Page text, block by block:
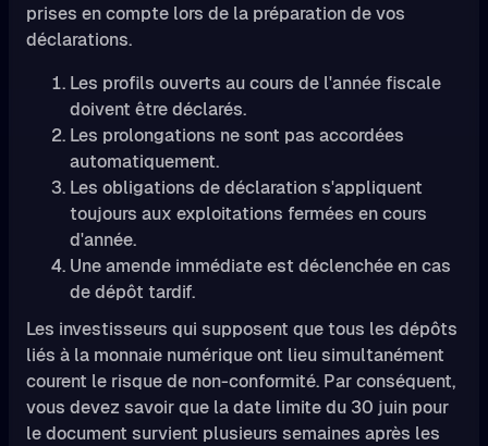
prises en compte lors de la préparation de vos
déclarations.
Les profils ouverts au cours de l'année fiscale
doivent être déclarés.
Les prolongations ne sont pas accordées
automatiquement.
Les obligations de déclaration s'appliquent
toujours aux exploitations fermées en cours
d'année.
Une amende immédiate est déclenchée en cas
de dépôt tardif.
Les investisseurs qui supposent que tous les dépôts
liés à la monnaie numérique ont lieu simultanément
courent le risque de non-conformité. Par conséquent,
vous devez savoir que la date limite du 30 juin pour
le document survient plusieurs semaines après les